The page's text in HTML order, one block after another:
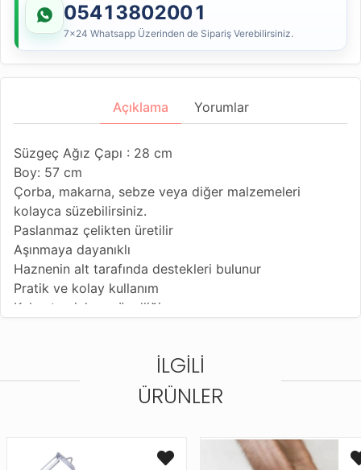
05413802001
7x24 Whatsapp Üzerinden de Sipariş Verebilirsiniz.
Açıklama Yorumlar
Süzgeç Ağız Çapı : 28 cm
Boy: 57 cm
Çorba, makarna, sebze veya diğer malzemeleri
kolayca süzebilirsiniz.
Paslanmaz çelikten üretilir
Aşınmaya dayanıklı
Haznenin alt tarafında destekleri bulunur
Pratik ve kolay kullanım
Kolay temizleme özelliği
İLGILI
ÜRÜNLER